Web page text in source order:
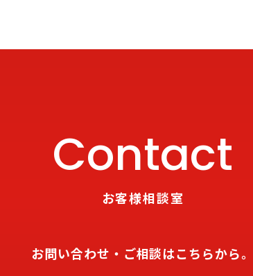
Contact
お客様相談室
お問い合わせ・ご相談はこちらから。